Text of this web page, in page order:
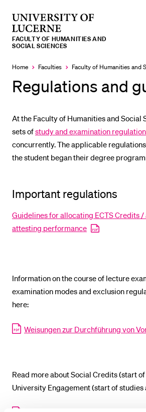
Lucerne
FACULTY OF HUMANITIES AND
SOCIAL SCIENCES
Home Faculties Faculty of Humanities and
Regulations and
At the Faculty of Humanities and Social
sets ofstudy and examination
concurrently. The applicable
the student began their degree
Important regulations
Guidelines for allocating ECTS Credits /
attesting performance
Information on the course of lecture
examination modes and exclusion
here:
Weisungen zur Durchführung von
Read more about Social Credits (start
University Engagement (start of studies
RECENT SEARCHES
You haven't performed any searches yet.
INFORMATION FOR…
Prospective Students
Researchers
Staff
Alumni
Donors
Sports programme